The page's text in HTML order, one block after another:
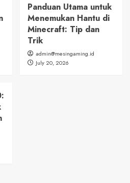
Panduan Utama untuk
Menemukan Hantu di
Minecraft: Tip dan
Trik
admin@mesingaming.id
July 20, 2026